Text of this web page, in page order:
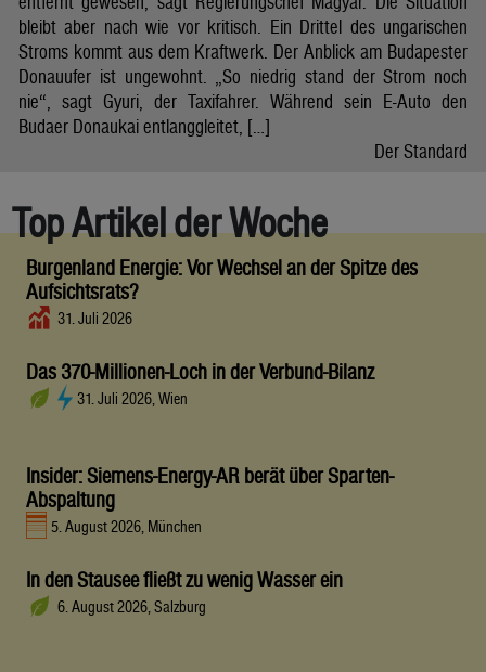
bleibt aber nach wie vor kritisch. Ein Drittel des ungarischen
Stroms kommt aus dem Kraftwerk. Der Anblick am Budapester
Donauufer ist ungewohnt. „So niedrig stand der Strom noch
nie“, sagt Gyuri, der Taxifahrer. Während sein E-Auto den
Budaer Donaukai entlanggleitet, […]
Der Standard
Top Artikel der Woche
Burgenland Energie: Vor Wechsel an der Spitze des
Aufsichtsrats?
31. Juli 2026
Das 370-Millionen-Loch in der Verbund-Bilanz
31. Juli 2026, Wien
Insider: Siemens-Energy-AR berät über Sparten-
Abspaltung
5. August 2026, München
In den Stausee fließt zu wenig Wasser ein
6. August 2026, Salzburg